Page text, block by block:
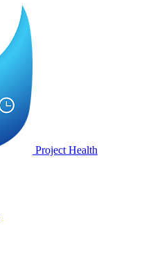
Project Health